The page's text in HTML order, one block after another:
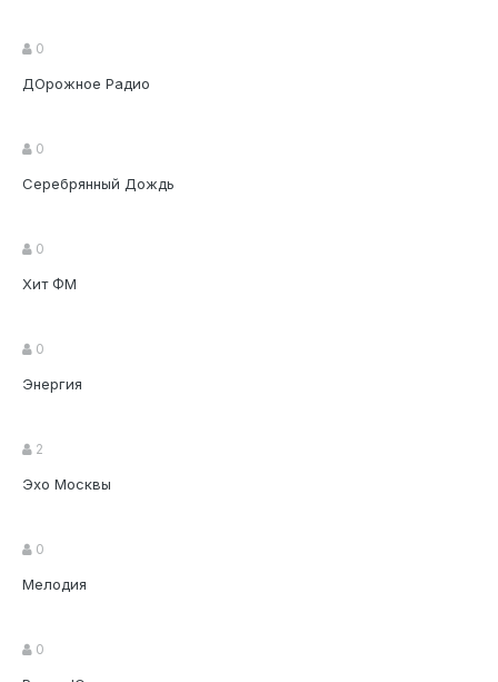
0
ДОрожное Радио
0
Серебрянный Дождь
0
Хит ФМ
0
Энергия
2
Эхо Москвы
0
Мелодия
0